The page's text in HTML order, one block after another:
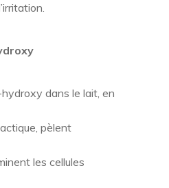
dans le lait, en
pèlent
les cellules